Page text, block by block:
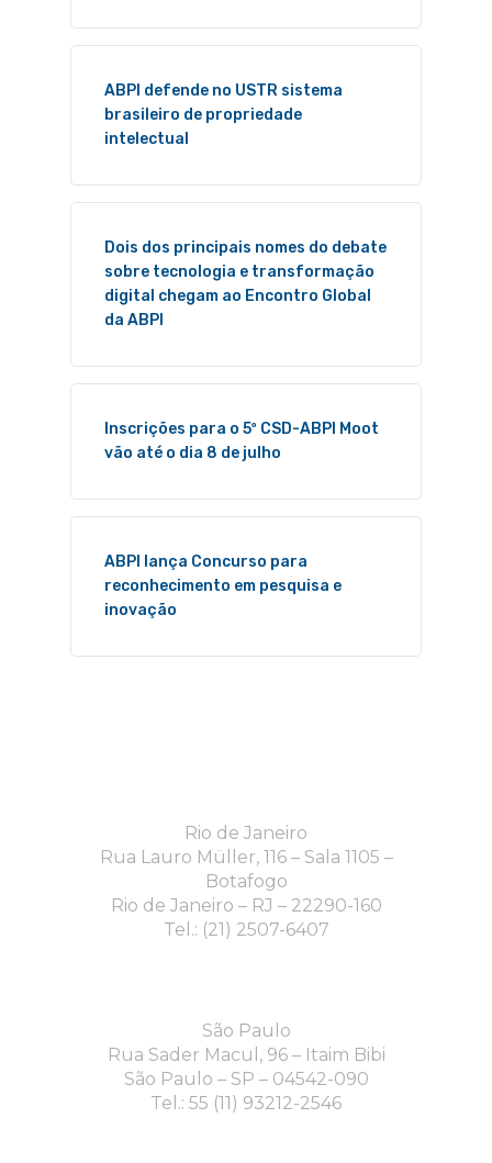
ABPI defende no USTR sistema
brasileiro de propriedade
intelectual
Dois dos principais nomes do debate
sobre tecnologia e transformação
digital chegam ao Encontro Global
da ABPI
Inscrições para o 5º CSD-ABPI Moot
vão até o dia 8 de julho
ABPI lança Concurso para
reconhecimento em pesquisa e
inovação
Rio de Janeiro
Rua Lauro Müller, 116 – Sala 1105 –
Botafogo
Rio de Janeiro – RJ – 22290-160
Tel.: (21) 2507-6407
São Paulo
Rua Sader Macul, 96 – Itaim Bibi
São Paulo – SP – 04542-090
Tel.: 55 (11) 93212-2546